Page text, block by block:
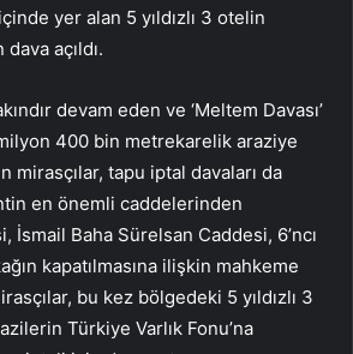
yer alan 5 yıldızlı 3 otelin
açıldı.
devam eden ve ‘Meltem Davası’
400 bin metrekarelik araziye
mirasçılar, tapu iptal davaları da
en önemli caddelerinden
İsmail Baha Sürelsan Caddesi, 6’ncı
kapatılmasına ilişkin mahkeme
bu kez bölgedeki 5 yıldızlı 3
Türkiye Varlık Fonu’na